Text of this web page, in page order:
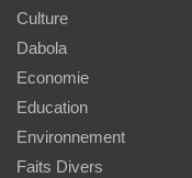
Culture
Dabola
Economie
Education
Environnement
Faits Divers